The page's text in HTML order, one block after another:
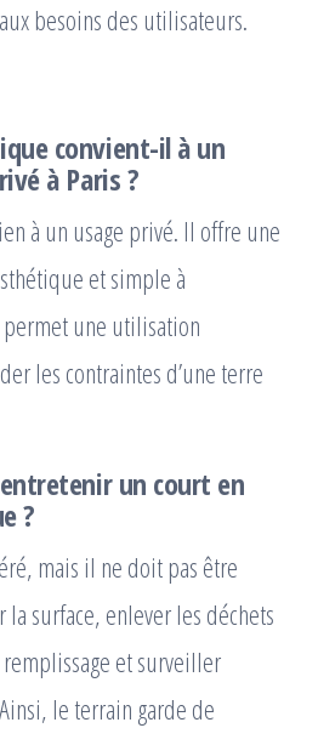
besoins des utilisateurs.
convient-il à un
à Paris ?
à un usage privé. Il offre une
et simple à
une utilisation
les contraintes d’une terre
un court en
?
mais il ne doit pas être
surface, enlever les déchets
et surveiller
le terrain garde de